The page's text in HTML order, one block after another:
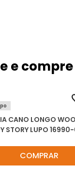
e
CANO LONGO
STORY LUPO
COMPRAR